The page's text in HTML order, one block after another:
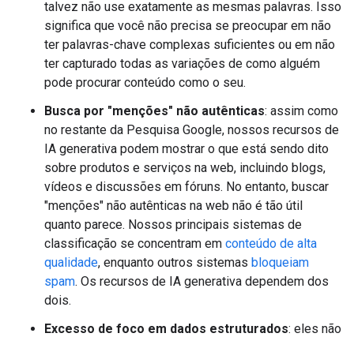
talvez não use exatamente as mesmas palavras. Isso
significa que você não precisa se preocupar em não
ter palavras-chave complexas suficientes ou em não
ter capturado todas as variações de como alguém
pode procurar conteúdo como o seu.
Busca por "menções" não autênticas: assim como
no restante da Pesquisa Google, nossos recursos de
IA generativa podem mostrar o que está sendo dito
sobre produtos e serviços na web, incluindo blogs,
vídeos e discussões em fóruns. No entanto, buscar
"menções" não autênticas na web não é tão útil
quanto parece. Nossos principais sistemas de
classificação se concentram em conteúdo de alta
qualidade, enquanto outros sistemas bloqueiam
spam. Os recursos de IA generativa dependem dos
dois.
Excesso de foco em dados estruturados: eles não